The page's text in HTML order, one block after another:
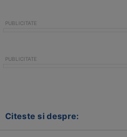
Citeste si despre: